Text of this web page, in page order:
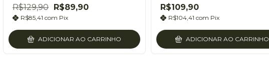
R$129,90 R$89,90
R$85,41 com Pix
ADICIONAR AO CARRINHO
R$109,90
R$104,41 com Pix
ADICIONAR AO CARRINHO